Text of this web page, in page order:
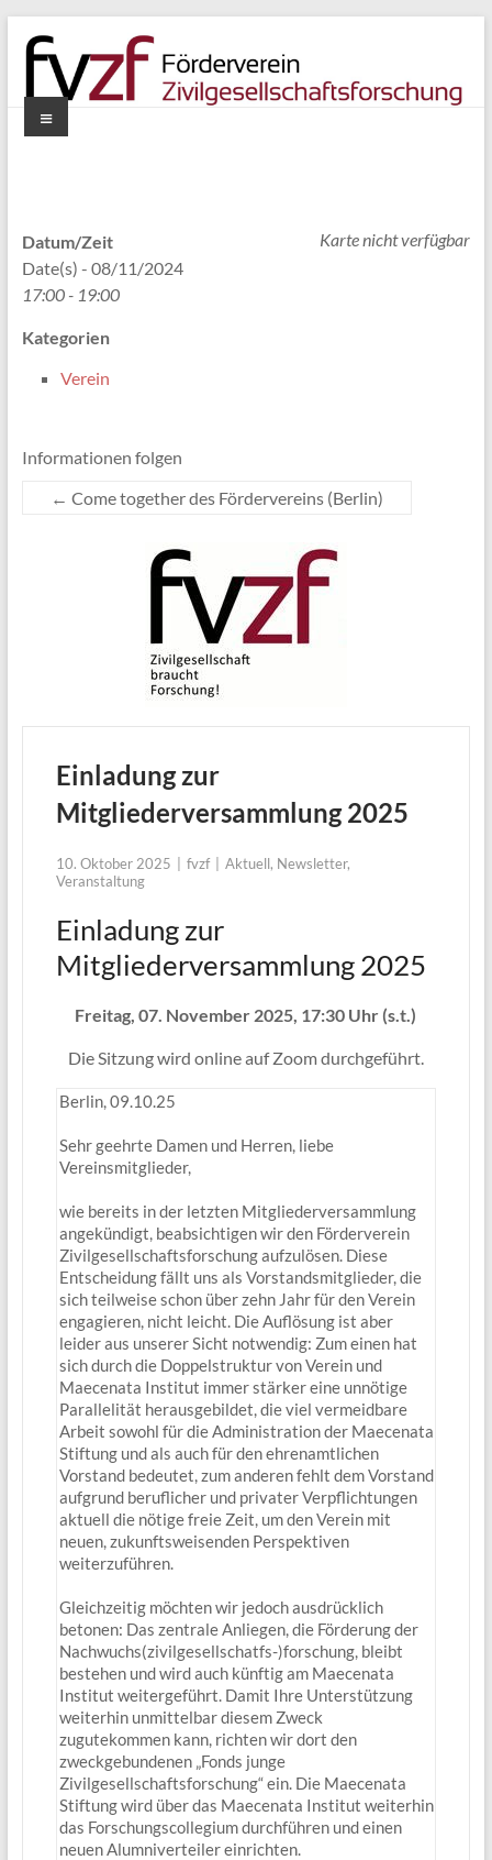
Inhalt
springen
Menü
Karte nicht verfügbar
Datum/Zeit
Date(s) - 08/11/2024
17:00 - 19:00
Kategorien
Verein
Informationen folgen
← Come together des Fördervereins (Berlin)
Einladung zur
Mitgliederversammlung 2025
10. Oktober 2025 fvzf Aktuell, Newsletter,
Veranstaltung
Einladung zur
Mitgliederversammlung 2025
Freitag, 07. November 2025, 17:30 Uhr (s.t.)
Die Sitzung wird online auf Zoom durchgeführt.
Berlin, 09.10.25
Sehr geehrte Damen und Herren, liebe
Vereinsmitglieder,
wie bereits in der letzten Mitgliederversammlung
angekündigt, beabsichtigen wir den Förderverein
Zivilgesellschaftsforschung aufzulösen. Diese
Entscheidung fällt uns als Vorstandsmitglieder, die
sich teilweise schon über zehn Jahr für den Verein
engagieren, nicht leicht. Die Auflösung ist aber
leider aus unserer Sicht notwendig: Zum einen hat
sich durch die Doppelstruktur von Verein und
Maecenata Institut immer stärker eine unnötige
Parallelität herausgebildet, die viel vermeidbare
Arbeit sowohl für die Administration der Maecenata
Stiftung und als auch für den ehrenamtlichen
Vorstand bedeutet, zum anderen fehlt dem Vorstand
aufgrund beruflicher und privater Verpflichtungen
aktuell die nötige freie Zeit, um den Verein mit
neuen, zukunftsweisenden Perspektiven
weiterzuführen.
Gleichzeitig möchten wir jedoch ausdrücklich
betonen: Das zentrale Anliegen, die Förderung der
Nachwuchs(zivilgesellschatfs-)forschung, bleibt
bestehen und wird auch künftig am Maecenata
Institut weitergeführt. Damit Ihre Unterstützung
weiterhin unmittelbar diesem Zweck
zugutekommen kann, richten wir dort den
zweckgebundenen „Fonds junge
Zivilgesellschaftsforschung“ ein. Die Maecenata
Stiftung wird über das Maecenata Institut weiterhin
das Forschungscollegium durchführen und einen
neuen Alumniverteiler einrichten.